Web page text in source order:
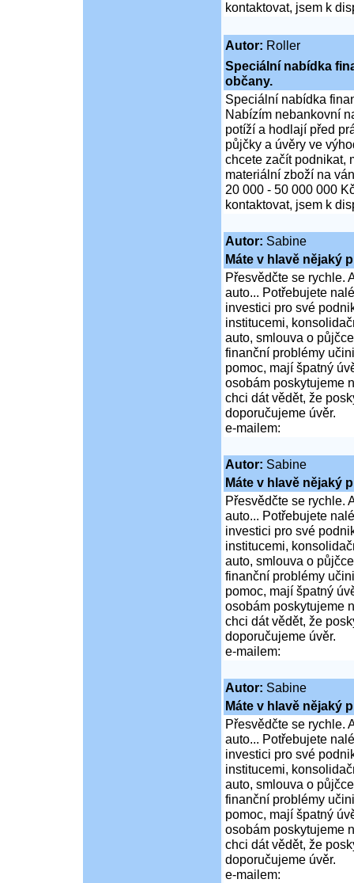
kontaktovat, jsem k
Autor: Roller
Speciální nabídka
občany.
Speciální nabídka
Nabízím nebankovní
potíží a hodlají před
půjčky a úvěry ve
chcete začít podnikat,
materiální zboží na
20 000 - 50 000 000
kontaktovat, jsem k
Autor: Sabine
Máte v hlavě nějaký
Přesvědčte se rychle.
auto... Potřebujete
investici pro své
institucemi,
auto, smlouva o
finanční problémy
pomoc, mají špatný
osobám poskytujeme
chci dát vědět, že
doporučujeme úvěr.
e-mailem:
Autor: Sabine
Máte v hlavě nějaký
Přesvědčte se rychle.
auto... Potřebujete
investici pro své
institucemi,
auto, smlouva o
finanční problémy
pomoc, mají špatný
osobám poskytujeme
chci dát vědět, že
doporučujeme úvěr.
e-mailem:
Autor: Sabine
Máte v hlavě nějaký
Přesvědčte se rychle.
auto... Potřebujete
investici pro své
institucemi,
auto, smlouva o
finanční problémy
pomoc, mají špatný
osobám poskytujeme
chci dát vědět, že
doporučujeme úvěr.
e-mailem: